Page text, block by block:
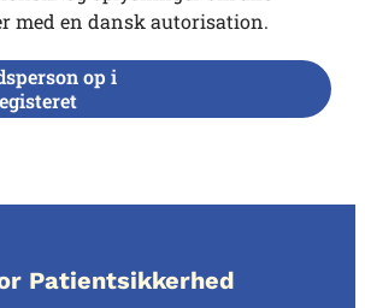
med en dansk autorisation.
op i
Patientsikkerhed